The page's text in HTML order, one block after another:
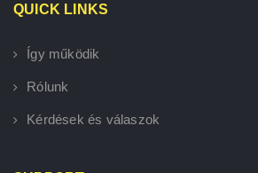
QUICK LINKS
Így működik
Rólunk
Kérdések és válaszok